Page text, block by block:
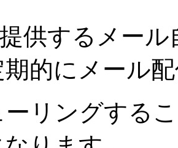
供するメー
期的にメール
ーリングする